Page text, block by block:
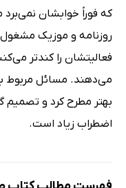
که فوراً خوابشان نمی‌برد
روزنامه و موزیک
فعالیتشان را کندتر
می‌دهند. مسائل مربوط
بهتر مطرح کرد و
اضطراب زیاد است.